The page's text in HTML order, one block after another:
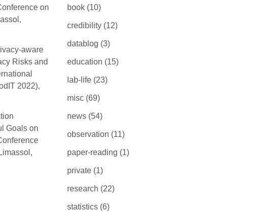
on
aware
Risks and
2022),
Goals on
book (10)
credibility (12)
datablog (3)
education (15)
lab-life (23)
misc (69)
news (54)
observation (11)
paper-reading (1)
private (1)
research (22)
statistics (6)